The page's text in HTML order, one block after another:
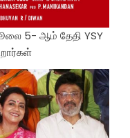
5- ஆம் தேதி YSY